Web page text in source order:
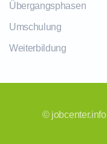
Übergangsphasen
Umschulung
Weiterbildung
© jobcenter.info